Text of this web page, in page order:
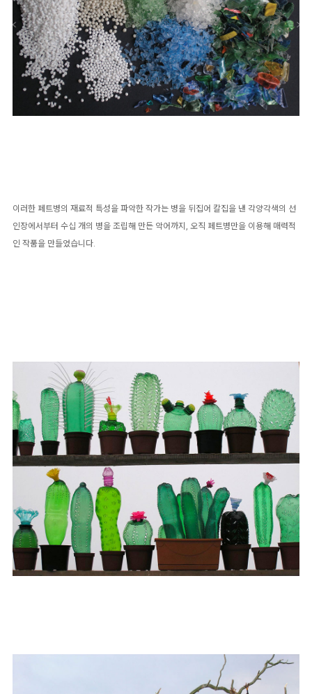
이러한 페트병의 재료적 특성을 파악한 작가는 병을 뒤집어 칼집을 낸 각양각색의 선
인장에서부터 수십 개의 병을 조립해 만든 악어까지, 오직 페트병만을 이용해 매력적
인 작품을 만들었습니다.